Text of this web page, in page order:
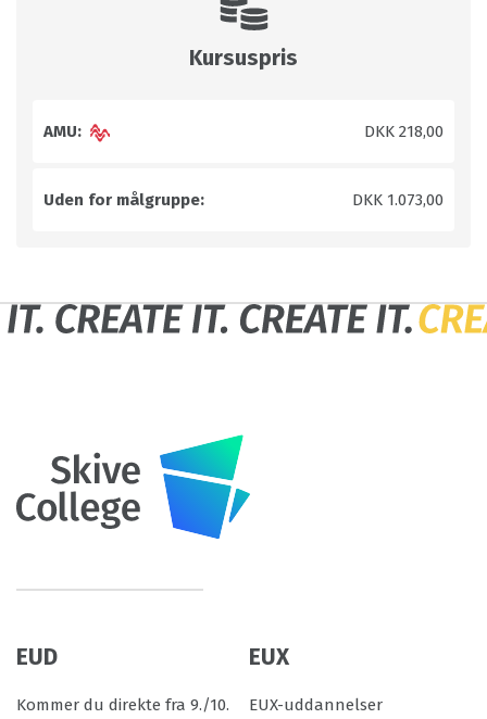
Kursuspris
AMU: DKK 218,00
Uden for målgruppe: DKK 1.073,00
EUD
Kommer du direkte fra 9./10.
EUX
EUX-uddannelser